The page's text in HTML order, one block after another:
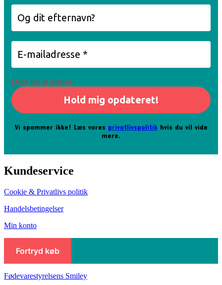
Dette felt er krævet
Vi spammer ikke! Læs vores privatlivspolitikhvis du vil vide
mere.
Kundeservice
Cookie & Privatlivs politik
Handelsbetingelser
Min konto
Fødevarestyrelsens Smiley